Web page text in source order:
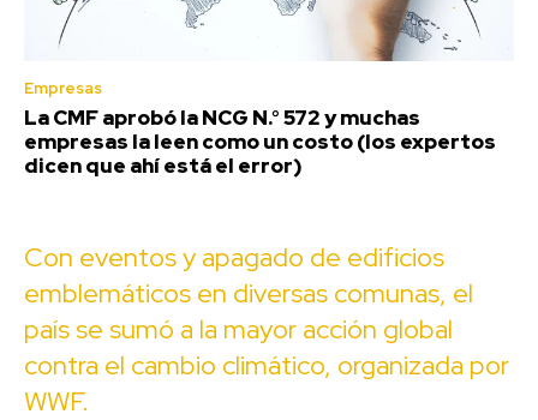
Empresas
La CMF aprobó la NCG N.° 572 y muchas
empresas la leen como un costo (los expertos
dicen que ahí está el error)
Con eventos y apagado de edificios
emblemáticos en diversas comunas, el
país se sumó a la mayor acción global
contra el cambio climático, organizada por
WWF.